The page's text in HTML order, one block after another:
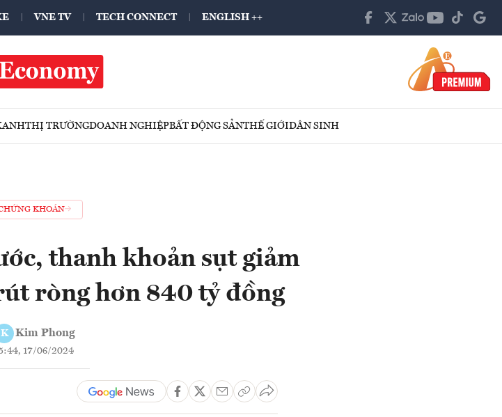
VNE TV TECH CONNECT ENGLISH ++
THỊ TRƯỜNGDOANH NGHIỆPBẤT ĐỘNG SẢNTHẾ GIỚIDÂN SINH
KHOÁN
thanh khoản sụt giảm
ròng hơn 840 tỷ đồng
K Kim Phong
17/06/2024